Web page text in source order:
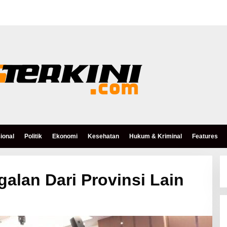
Politik Ekonomi Kesehatan Hukum & Kriminal Features
Dari Provinsi Lain